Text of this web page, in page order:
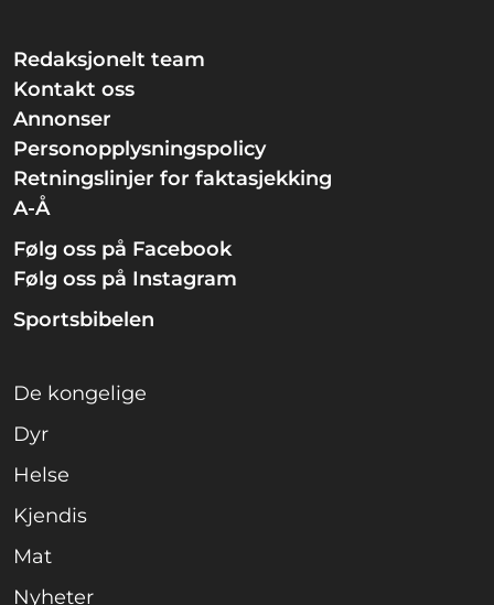
Redaksjonelt team
Kontakt oss
Annonser
Personopplysningspolicy
Retningslinjer for faktasjekking
A-Å
Følg oss på Facebook
Følg oss på Instagram
Sportsbibelen
De kongelige
Dyr
Helse
Kjendis
Mat
Nyheter